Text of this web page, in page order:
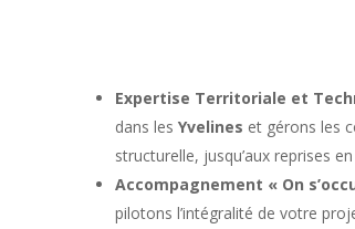
Expertise Territoriale et
dans les Yvelines et gérons les
structurelle, jusqu’aux reprises
Accompagnement « On
pilotons l’intégralité de votre